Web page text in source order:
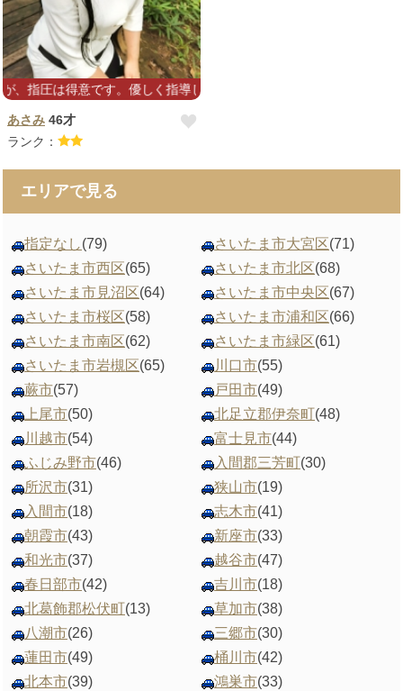
圧は得意です。優しく指導していただけると嬉しいです♥️
あさみ 46才
ランク：
エリアで見る
指定なし(79) さいたま市大宮区(71)
さいたま市西区(65) さいたま市北区(68)
さいたま市見沼区(64) さいたま市中央区(67)
さいたま市桜区(58) さいたま市浦和区(66)
さいたま市南区(62) さいたま市緑区(61)
さいたま市岩槻区(65) 川口市(55)
蕨市(57) 戸田市(49)
上尾市(50) 北足立郡伊奈町(48)
川越市(54) 富士見市(44)
ふじみ野市(46) 入間郡三芳町(30)
所沢市(31) 狭山市(19)
入間市(18) 志木市(41)
朝霞市(43) 新座市(33)
和光市(37) 越谷市(47)
春日部市(42) 吉川市(18)
北葛飾郡松伏町(13) 草加市(38)
八潮市(26) 三郷市(30)
蓮田市(49) 桶川市(42)
北本市(39) 鴻巣市(33)